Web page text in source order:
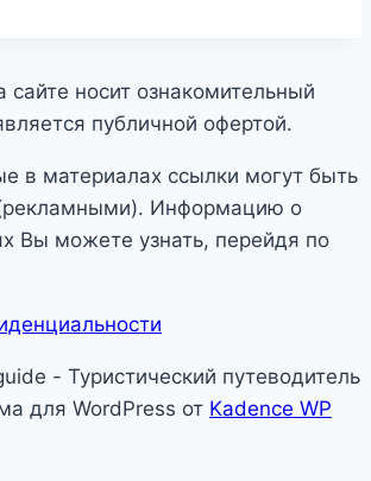
носит ознакомительный
публичной офертой.
в материалах ссылки могут быть
Информацию о
Вы можете узнать, перейдя по
- Туристический путеводитель
для WordPress от Kadence WP